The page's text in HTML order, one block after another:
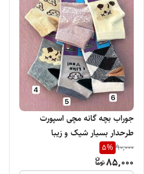
جوراب بچه گانه مچی اسپورت
طرحدار بسیار شیک و زیبا
90,000
5%
85,000